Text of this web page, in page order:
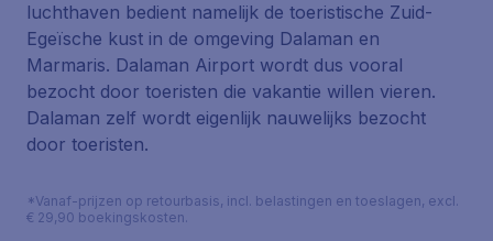
luchthaven bedient namelijk de toeristische Zuid-
Egeïsche kust in de omgeving Dalaman en
Marmaris. Dalaman Airport wordt dus vooral
bezocht door toeristen die vakantie willen vieren.
Dalaman zelf wordt eigenlijk nauwelijks bezocht
door toeristen.
*Vanaf-prijzen op retourbasis, incl. belastingen en toeslagen, excl.
€ 29,90 boekingskosten.